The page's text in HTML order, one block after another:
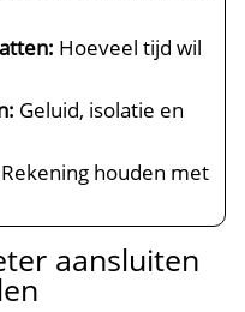
Hoeveel tijd wil
Geluid, isolatie en
Rekening houden met
aansluiten